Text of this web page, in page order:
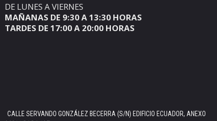
DE LUNES A VIERNES
MAÑANAS DE 9:30 A 13:30 HORAS
TARDES DE 17:00 A 20:00 HORAS
CALLE SERVANDO GONZÁLEZ BECERRA (S/N) EDIFICIO ECUADOR, ANEXO